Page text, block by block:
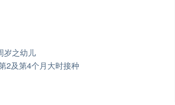
岁之幼儿
2及第4个月大时接种